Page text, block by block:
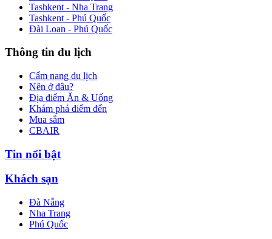
Tashkent - Nha Trang
Tashkent - Phú Quốc
Đài Loan - Phú Quốc
Thông tin du lịch
Cẩm nang du lịch
Nên ở đâu?
Địa điểm Ăn & Uống
Khám phá điểm đến
Mua sắm
CBAIR
Tin nổi bật
Khách sạn
Đà Nẵng
Nha Trang
Phú Quốc